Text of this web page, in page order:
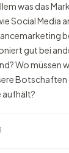
was das
Social Media
gut bei
Wo müssen
aufhält?